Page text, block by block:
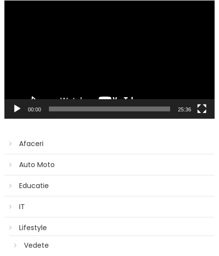
00:00 25:36
Afaceri
Auto Moto
Educatie
IT
Lifestyle
Vedete